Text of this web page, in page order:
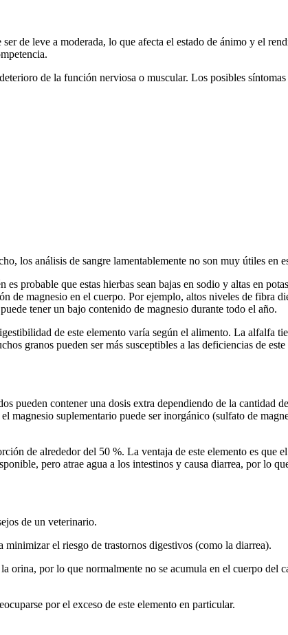
de leve a moderada, lo que afecta el estado de ánimo y el
de la función nerviosa o muscular. Los posibles síntomas
los análisis de sangre lamentablemente no son muy útiles en
probable que estas hierbas sean bajas en sodio y altas en
de magnesio en el cuerpo. Por ejemplo, altos niveles de fibra
tener un bajo contenido de magnesio durante todo el año.
de este elemento varía según el alimento. La alfalfa
granos pueden ser más susceptibles a las deficiencias de
pueden contener una dosis extra dependiendo de la
magnesio suplementario puede ser inorgánico (sulfato de
de alrededor del 50 %. La ventaja de este elemento es que
pero atrae agua a los intestinos y causa diarrea, por lo
de un veterinario.
el riesgo de trastornos digestivos (como la diarrea).
orina, por lo que normalmente no se acumula en el cuerpo del
por el exceso de este elemento en particular.